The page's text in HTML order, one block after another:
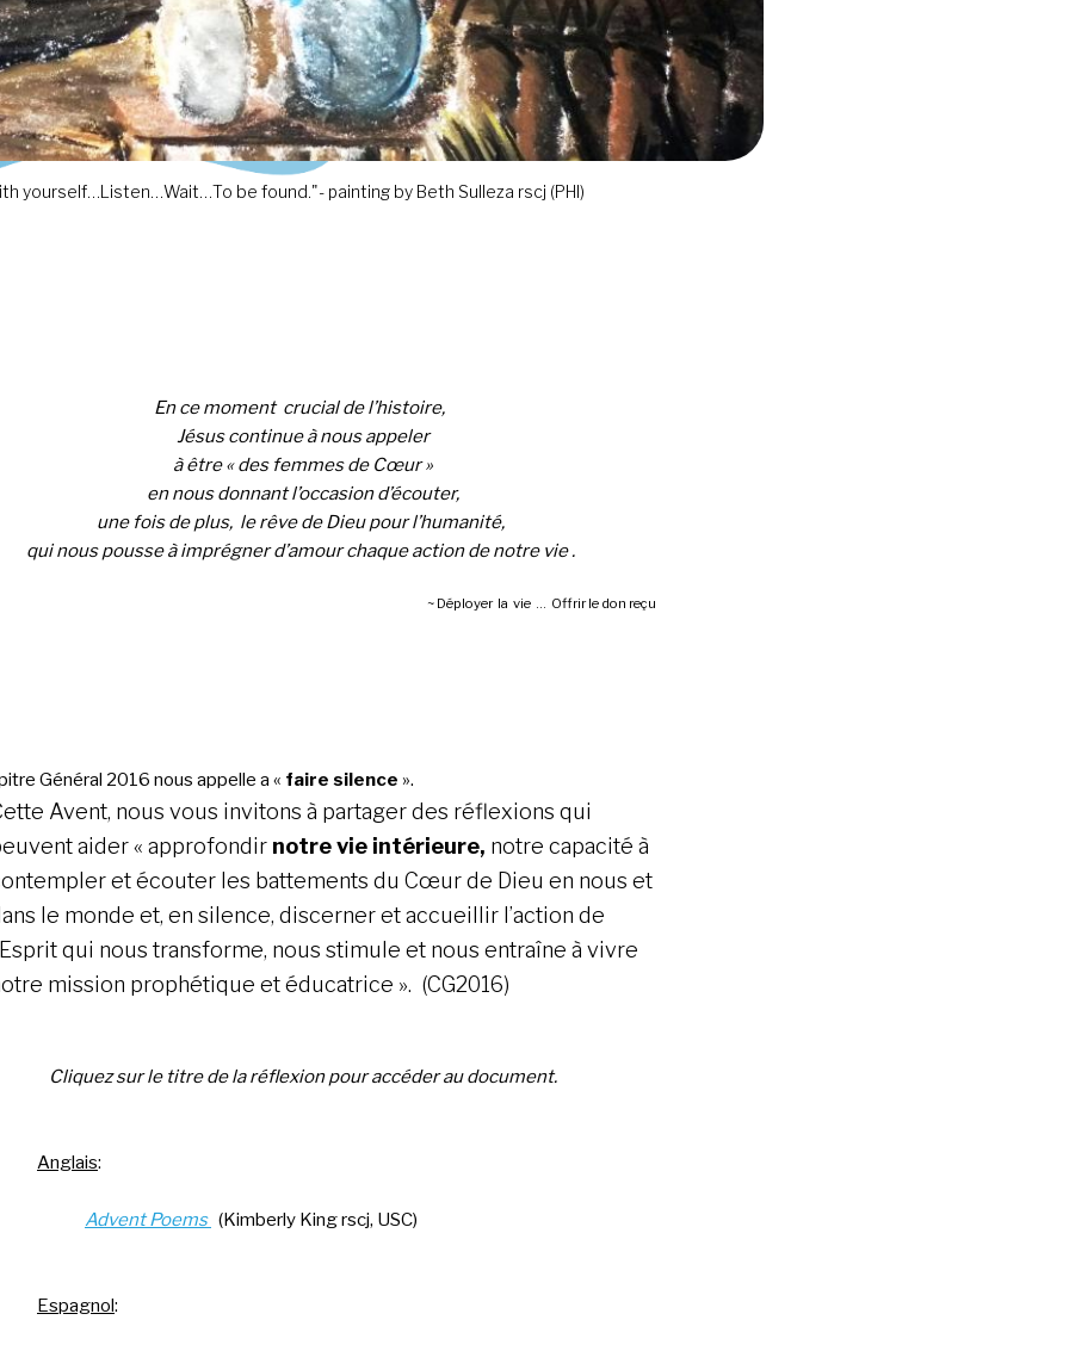
yourself…Listen…Wait…To be found."- painting by Beth Sulleza rscj (PHI)
En ce moment crucial de l’histoire,
Jésus continue à nous appeler
à être « des femmes de Cœur »
en nous donnant l’occasion d’écouter,
une fois de plus, le rêve de Dieu pour l’humanité,
qui nous pousse à imprégner d’amour chaque action de notre vie .
~ Déployer la vie … Offrir le don reçu
Général 2016 nous appelle a « faire silence ».
Avent, nous vous invitons à partager des réflexions qui
aider « approfondir notre vie intérieure, notre capacité à
et écouter les battements du Cœur de Dieu en nous et
le monde et, en silence, discerner et accueillir l’action de
qui nous transforme, nous stimule et nous entraîne à vivre
mission prophétique et éducatrice ». (CG2016)
Cliquez sur le titre de la réflexion pour accéder au document.
Anglais:
Advent Poems (Kimberly King rscj, USC)
Espagnol :